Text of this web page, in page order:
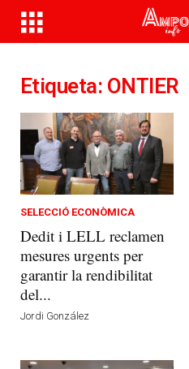
Etiqueta: ONTIER
SELECCIÓ ECONÒMICA
Dedit i LELL reclamen
mesures urgents per
garantir la rendibilitat
del...
Jordi González